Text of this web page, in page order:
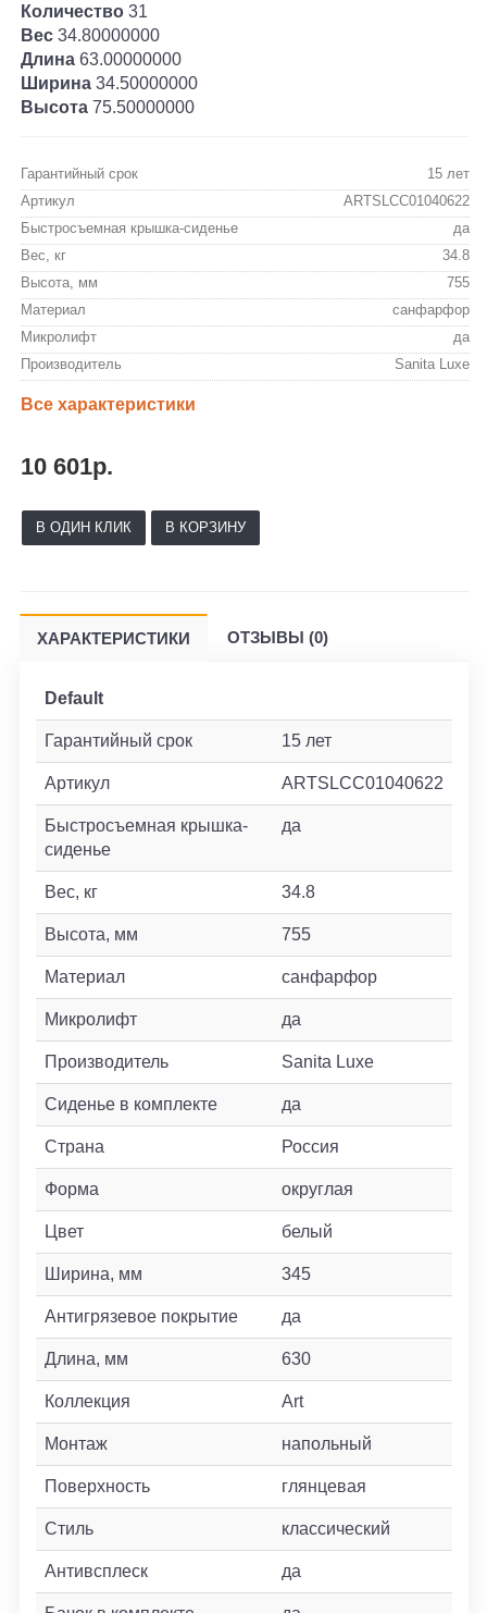
Количество 31
Вес 34.80000000
Длина 63.00000000
Ширина 34.50000000
Высота 75.50000000
Гарантийный срок
15 лет
Артикул
ARTSLCC01040622
Быстросъемная крышка-сиденье
да
Вес, кг
34.8
Высота, мм
755
Материал
санфарфор
Микролифт
да
Производитель
Sanita Luxe
Все характеристики
10 601р.
В ОДИН КЛИК В КОРЗИНУ
ХАРАКТЕРИСТИКИ ОТЗЫВЫ (0)
Default
Гарантийный срок 15 лет
Артикул ARTSLCC01040622
Быстросъемная крышка-
сиденье
да
Вес, кг 34.8
Высота, мм 755
Материал санфарфор
Микролифт да
Производитель Sanita Luxe
Сиденье в комплекте да
Страна Россия
Форма округлая
Цвет белый
Ширина, мм 345
Антигрязевое покрытие да
Длина, мм 630
Коллекция Art
Монтаж напольный
Поверхность глянцевая
Стиль классический
Антивсплеск да